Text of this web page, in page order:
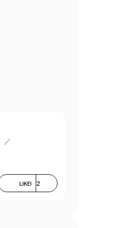
LIKE! 2